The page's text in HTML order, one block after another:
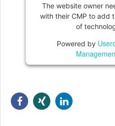
The website owner
with their CMP to add
of
Powered by